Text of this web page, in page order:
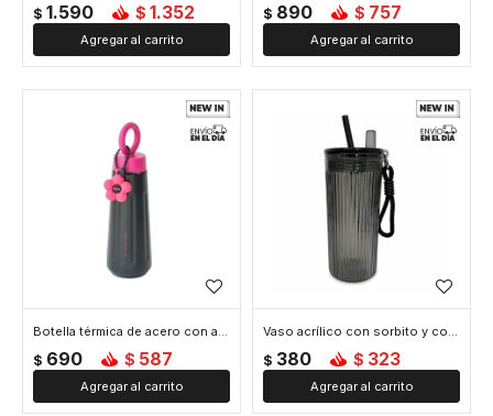
$ 1.590 $ 1.352 $ 890 $ 757
Botella térmica de acero con asa y colgante de flor 450ml - Negro
$ 690 $ 587
Vaso acrílico con sorbito y colgante flor 750ml - Negro
$ 380 $ 323